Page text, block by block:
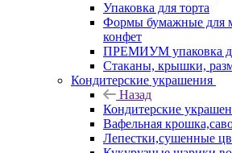
Упаковка для торта
Формы бумажные для
конфет
ПРЕМИУМ упаковка
Стаканы, крышки,
Кондитерские украшения
Назад
Кондитерские
Вафельная
Лепестки,сушенные